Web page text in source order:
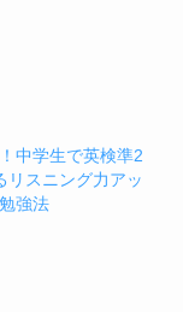
中学生で英検準2
リスニング力アッ
強法